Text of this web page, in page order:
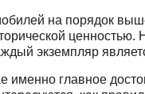
на порядок
экземпляр
именно главное